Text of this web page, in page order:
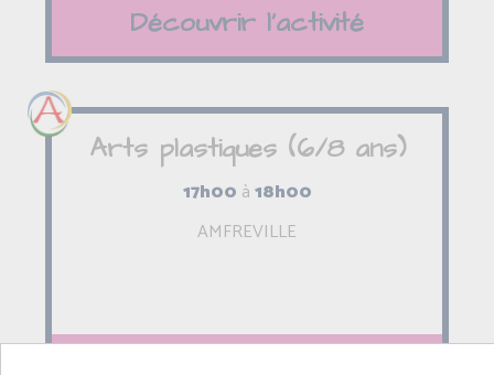
Découvrir l'activité
Arts plastiques (6/8 ans)
17h00 à18h00
AMFREVILLE